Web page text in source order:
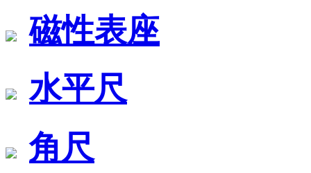
磁性表座
水平尺
角尺